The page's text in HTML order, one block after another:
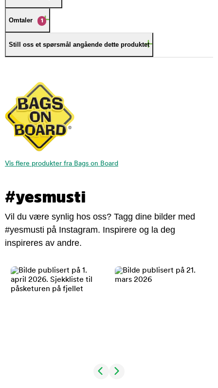
Omtaler 1
Still oss et spørsmål angående dette produktet
Vis flere produkter fra Bags on Board
#yesmusti
Vil du være synlig hos oss? Tagg dine bilder med
#yesmusti på Instagram. Inspirere og la deg
inspireres av andre.